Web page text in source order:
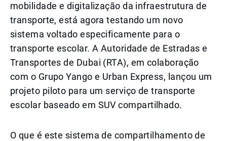
mobilidade e digitalização da infraestrutura de
transporte, está agora testando um novo
sistema voltado especificamente para o
transporte escolar. A Autoridade de Estradas e
Transportes de Dubai (RTA), em colaboração
com o Grupo Yango e Urban Express, lançou um
projeto piloto para um serviço de transporte
escolar baseado em SUV compartilhado.
O que é este sistema de compartilhamento de